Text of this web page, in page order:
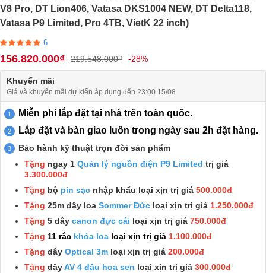
V8 Pro, DT Lion406, Vatasa DKS1004 NEW, DT Delta118,
Vatasa P9 Limited, Pro 4TB, VietK 22 inch)
6
156.820.000₫ 219.548.000₫ -28%
Khuyến mãi
Giá và khuyến mãi dự kiến áp dụng đến 23:00 15/08
Miễn phí lắp đặt tại nhà trên toàn quốc.
Lắp đặt và bàn giao luôn trong ngày sau 2h đặt hàng.
Bảo hành kỹ thuật trọn đời sản phẩm
Tặng ngay 1 Quản lý nguồn điện P9 Limited trị giá
3.300.000đ
Tặng bộ pin sạc nhập khẩu loại xịn trị giá 500.000đ
Tặng 25m dây loa Sommer Đức loại xịn trị giá 1.250.000đ
Tặng 5 dây canon đực cái loại xịn trị giá 750.000đ
Tặng 11 rắc khóa loa loại xịn trị giá 1.100.000đ
Tặng dây Optical 3m loại xịn trị giá 200.000đ
Tặng dâyAV 4 đầu hoa sen loại xịn trị giá 300.000đ